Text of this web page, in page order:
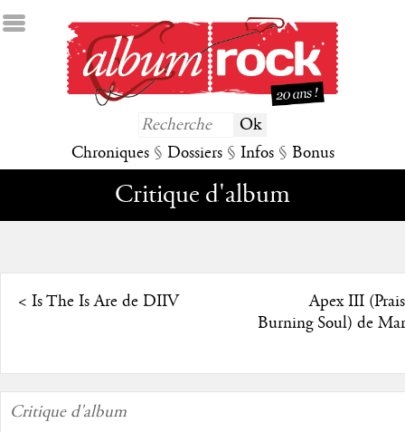
Chroniques § Dossiers § Infos § Bonus
Critique d'album
< Is The Is Are de DIIV
Apex III
Burning Soul) de
Critique d'album